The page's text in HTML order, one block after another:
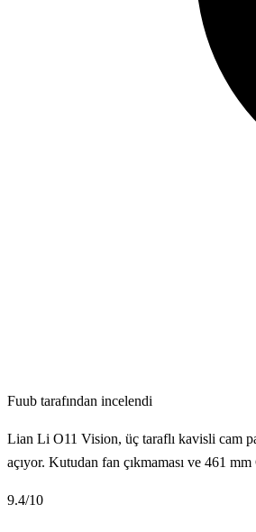
Fuub tarafından incelendi
Lian Li O11 Vision, üç taraflı kavisli cam
açıyor. Kutudan fan çıkmaması ve 461 mm
9.4/10